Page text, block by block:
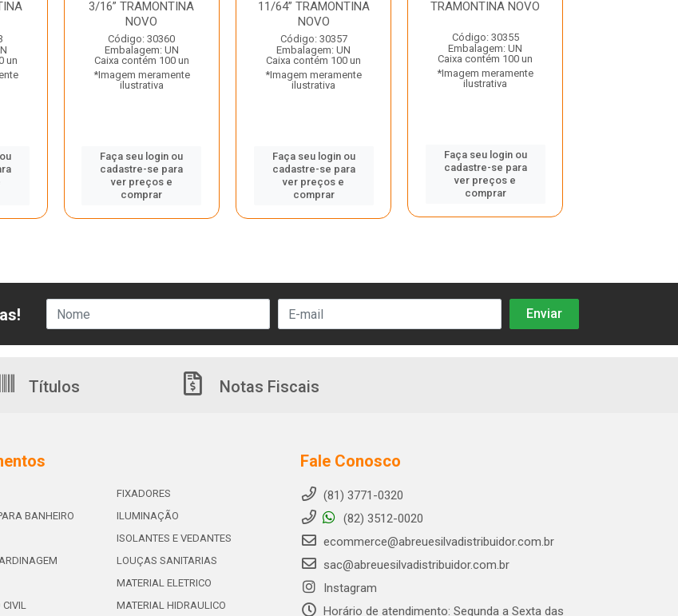
un
3/16” TRAMONTINA
NOVO
Código: 30360
Embalagem: UN
Caixa contém 100 un
*Imagem meramente
ilustrativa
Faça seu login ou
cadastre-se para
ver preços e
comprar
11/64” TRAMONTINA
NOVO
Código: 30357
Embalagem: UN
Caixa contém 100 un
*Imagem meramente
ilustrativa
Faça seu login ou
cadastre-se para
ver preços e
comprar
TRAMONTINA NOVO
Código: 30355
Embalagem: UN
Caixa contém 100 un
*Imagem meramente
ilustrativa
Faça seu login ou
cadastre-se para
ver preços e
comprar
Títulos Notas Fiscais
BANHEIRO
CIVIL
FIXADORES
ILUMINAÇÃO
ISOLANTES E VEDANTES
LOUÇAS SANITARIAS
MATERIAL ELETRICO
MATERIAL HIDRAULICO
Fale Conosco
(81) 3771-0320
(82) 3512-0020
ecommerce@abreuesilvadistribuidor.com.br
sac@abreuesilvadistribuidor.com.br
Instagram
Horário de atendimento: Segunda a Sexta das